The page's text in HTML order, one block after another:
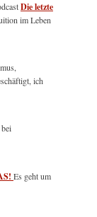
Die letzte
im Leben
ich
Es geht um